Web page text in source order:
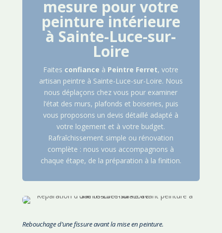
mesure pour votre
peinture intérieure
à Sainte-Luce-sur-
Loire
Faites confiance à Peintre Ferret, votre
artisan peintre à Sainte-Luce-sur-Loire. Nous
nous déplaçons chez vous pour examiner
l’état des murs, plafonds et boiseries, puis
vous proposons un devis détaillé adapté à
votre logement et à votre budget.
Rafraîchissement simple ou rénovation
complète : nous vous accompagnons à
chaque étape, de la préparation à la finition.
Rebouchage d’une fissure avant la mise en peinture.